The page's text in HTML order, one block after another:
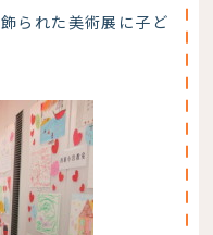
られた美術展に子ど